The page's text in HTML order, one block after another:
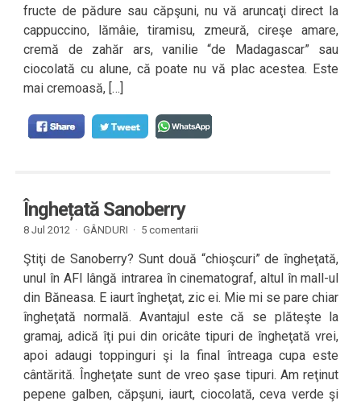
fructe de pădure sau căpşuni, nu vă aruncaţi direct la
cappuccino, lămâie, tiramisu, zmeură, cireşe amare,
cremă de zahăr ars, vanilie “de Madagascar” sau
ciocolată cu alune, că poate nu vă plac acestea. Este
mai cremoasă, […]
Înghețată Sanoberry
8 Jul 2012 · GÂNDURI · 5 comentarii
Ştiţi de Sanoberry? Sunt două “chioşcuri” de îngheţată,
unul în AFI lângă intrarea în cinematograf, altul în mall-ul
din Băneasa. E iaurt îngheţat, zic ei. Mie mi se pare chiar
îngheţată normală. Avantajul este că se plăteşte la
gramaj, adică îţi pui din oricâte tipuri de îngheţată vrei,
apoi adaugi toppinguri şi la final întreaga cupa este
cântărită. Îngheţate sunt de vreo şase tipuri. Am reţinut
pepene galben, căpşuni, iaurt, ciocolată, ceva verde şi